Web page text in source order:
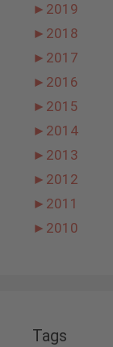
► 2019
► 2018
► 2017
► 2016
► 2015
► 2014
► 2013
► 2012
► 2011
► 2010
Tags